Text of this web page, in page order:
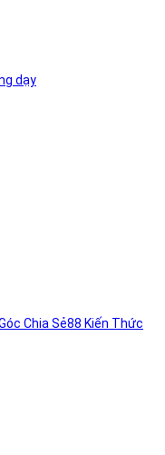
dạy
Chia Sẻ88 Kiến Thức